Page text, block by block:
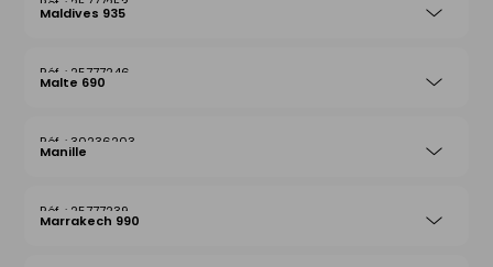
Maldives 935
25777246
Malte 690
30236203
Manille
25777239
Marrakech 990